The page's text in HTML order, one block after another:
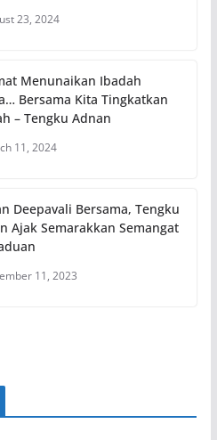
23, 2024
Menunaikan Ibadah
Bersama Kita Tingkatkan
– Tengku Adnan
11, 2024
Deepavali Bersama, Tengku
Ajak Semarakkan Semangat
11, 2023